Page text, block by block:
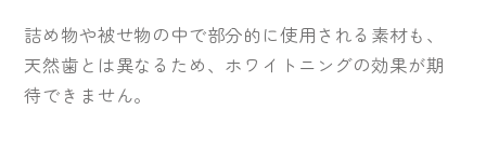
詰め物や被せ物の中で部分的に使用される素材も、
天然歯とは異なるため、ホワイトニングの効果が期
待できません。